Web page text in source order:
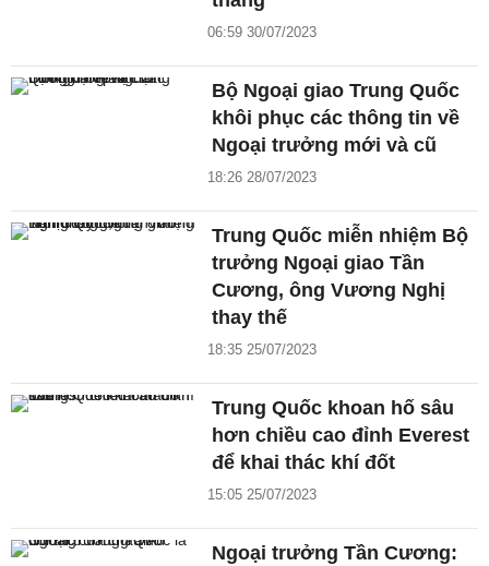
06:59 30/07/2023
Bộ Ngoại giao Trung Quốc
khôi phục các thông tin về
Ngoại trưởng mới và cũ
18:26 28/07/2023
Trung Quốc miễn nhiệm Bộ
trưởng Ngoại giao Tần
Cương, ông Vương Nghị
thay thế
18:35 25/07/2023
Trung Quốc khoan hố sâu
hơn chiều cao đỉnh Everest
để khai thác khí đốt
15:05 25/07/2023
Ngoại trưởng Tần Cương: